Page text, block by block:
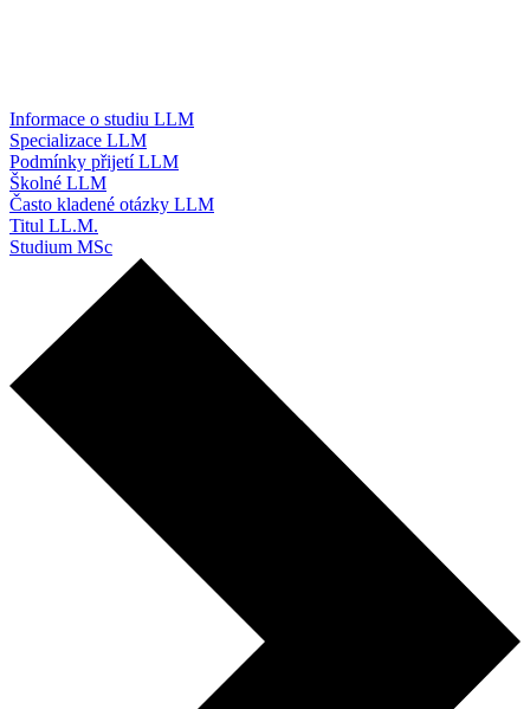
Informace o studiu LLM
Specializace LLM
Podmínky přijetí LLM
Školné LLM
Často kladené otázky LLM
Titul LL.M.
Studium MSc